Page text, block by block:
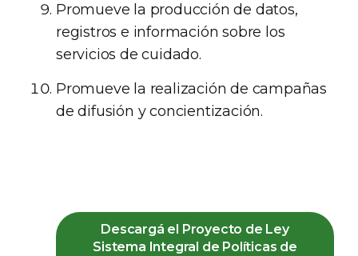
Promueve la producción de datos,
registros e información sobre los
servicios de cuidado.
Promueve la realización de campañas
de difusión y concientización.
Descargá el Proyecto de Ley
Sistema Integral de Políticas de